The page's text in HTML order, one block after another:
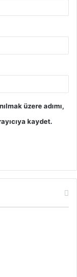
üzere adımı,
kaydet.